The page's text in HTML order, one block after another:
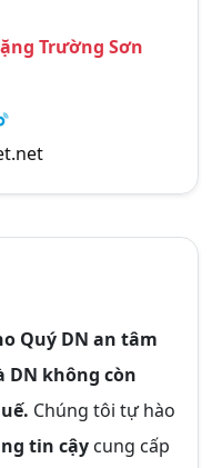
Trường Sơn
Quý DN an tâm
DN không còn
Chúng tôi tự hào
tin cậy cung cấp